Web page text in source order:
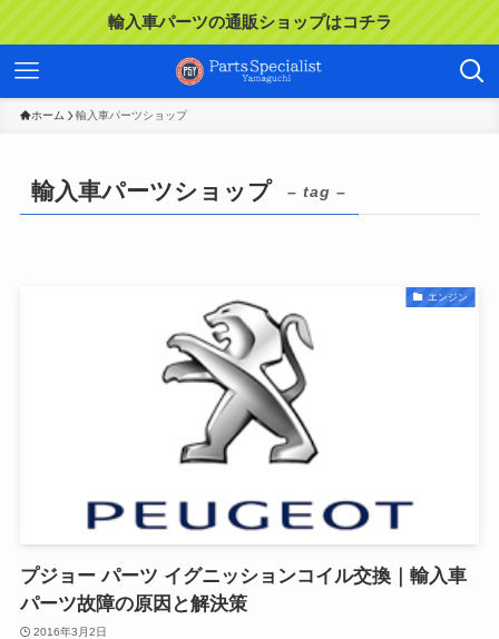
輸入車パーツの通販ショップはコチラ
ホーム 輸入車パーツショップ
輸入車パーツショップ – tag –
エンジン
プジョー パーツ イグニッションコイル交換｜輸入車
パーツ故障の原因と解決策
2016年3月2日